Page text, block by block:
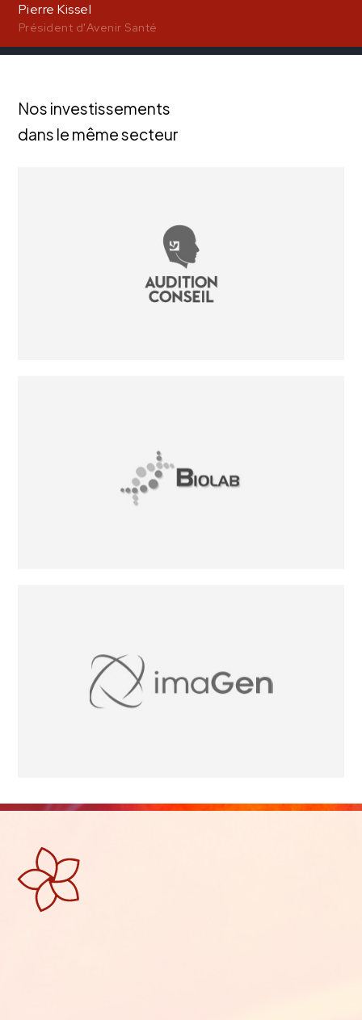
Pierre Kissel
Président d'Avenir Santé
Nos investissements
dans le même secteur